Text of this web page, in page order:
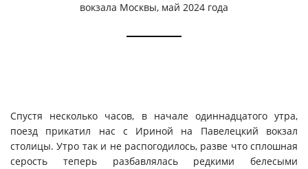
вокзала Москвы, май 2024 года
Спустя несколько часов, в начале одиннадцатого утра,
поезд прикатил нас с Ириной на Павелецкий вокзал
столицы. Утро так и не распогодилось, разве что сплошная
серость теперь разбавлялась редкими белесыми